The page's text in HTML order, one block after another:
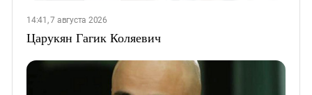
14:41, 7 августа 2026
Царукян Гагик Коляевич